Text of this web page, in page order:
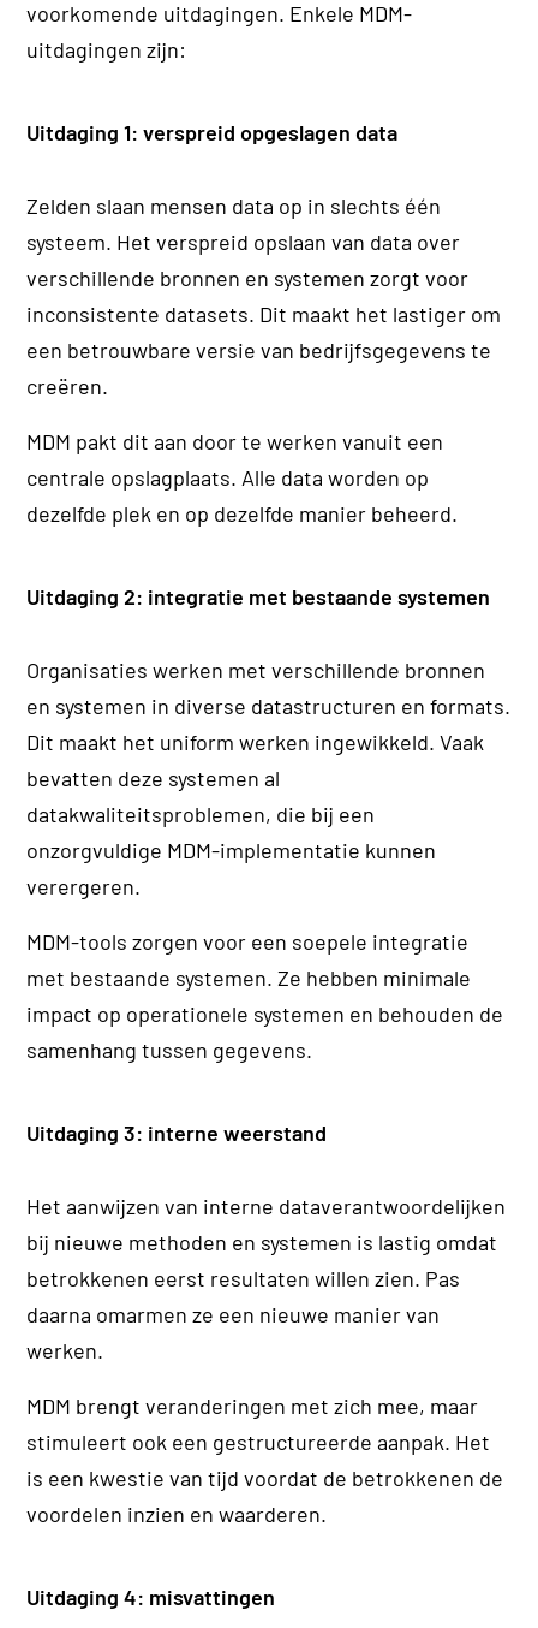
voorkomende uitdagingen. Enkele MDM-
uitdagingen zijn:
Uitdaging 1: verspreid opgeslagen data
Zelden slaan mensen data op in slechts één
systeem. Het verspreid opslaan van data over
verschillende bronnen en systemen zorgt voor
inconsistente datasets. Dit maakt het lastiger om
een betrouwbare versie van bedrijfsgegevens te
creëren.
MDM pakt dit aan door te werken vanuit een
centrale opslagplaats. Alle data worden op
dezelfde plek en op dezelfde manier beheerd.
Uitdaging 2: integratie met bestaande systemen
Organisaties werken met verschillende bronnen
en systemen in diverse datastructuren en formats.
Dit maakt het uniform werken ingewikkeld. Vaak
bevatten deze systemen al
datakwaliteitsproblemen, die bij een
onzorgvuldige MDM-implementatie kunnen
verergeren.
MDM-tools zorgen voor een soepele integratie
met bestaande systemen. Ze hebben minimale
impact op operationele systemen en behouden de
samenhang tussen gegevens.
Uitdaging 3: interne weerstand
Het aanwijzen van interne dataverantwoordelijken
bij nieuwe methoden en systemen is lastig omdat
betrokkenen eerst resultaten willen zien. Pas
daarna omarmen ze een nieuwe manier van
werken.
MDM brengt veranderingen met zich mee, maar
stimuleert ook een gestructureerde aanpak. Het
is een kwestie van tijd voordat de betrokkenen de
voordelen inzien en waarderen.
Uitdaging 4: misvattingen